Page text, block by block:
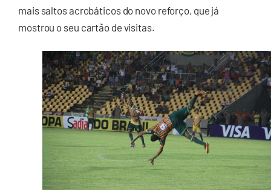
mais saltos acrobáticos do novo reforço, que já
mostrou o seu cartão de visitas.